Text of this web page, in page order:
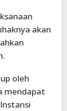
akan
oleh
mendapat